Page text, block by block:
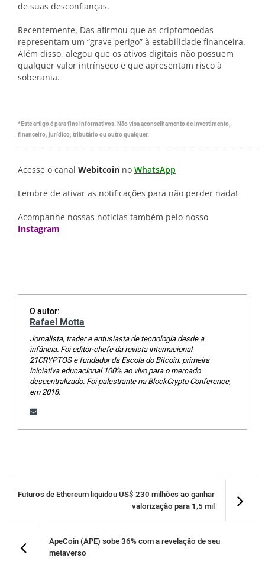
de suas desconfianças.
Recentemente, Das afirmou que as criptomoedas
representam um “grave perigo” à estabilidade financeira.
Além disso, alegou que os ativos digitais não possuem
qualquer valor intrínseco e que apresentam risco à
soberania.
*Este artigo é para fins informativos. Não visa aconselhamento de investimento,
financeiro, jurídico, tributário ou outro qualquer.
Acesse o canal Webitcoin no WhatsApp
Lembre de ativar as notificações para não perder nada!
Acompanhe nossas notícias também pelo nosso
Instagram
O autor:
Rafael Motta
Jornalista, trader e entusiasta de tecnologia desde a
infância. Foi editor-chefe da revista internacional
21CRYPTOS e fundador da Escola do Bitcoin, primeira
iniciativa educacional 100% ao vivo para o mercado
descentralizado. Foi palestrante na BlockCrypto Conference,
em 2018.
Futuros de Ethereum liquidou US$ 230 milhões ao ganhar
valorização para 1,5 mil
ApeCoin (APE) sobe 36% com a revelação de seu
metaverso